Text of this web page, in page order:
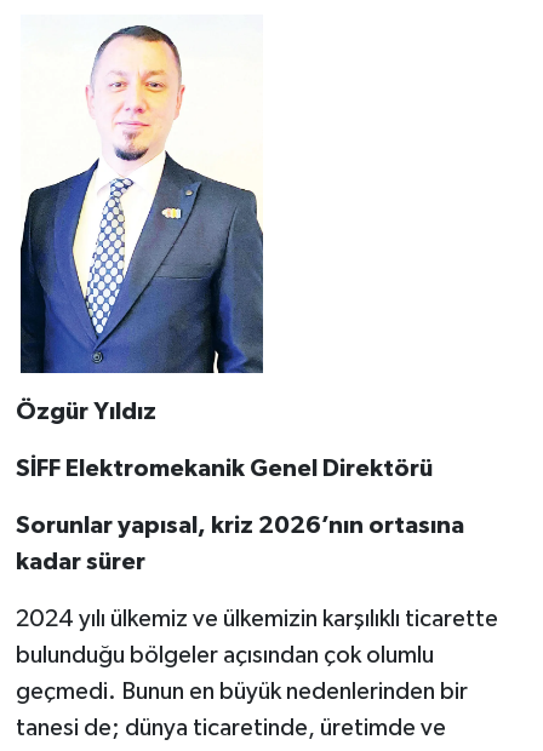
Özgür Yıldız
SİFF Elektromekanik Genel Direktörü
Sorunlar yapısal, kriz 2026’nın ortasına
kadar sürer
2024 yılı ülkemiz ve ülkemizin karşılıklı ticarette
bulunduğu bölgeler açısından çok olumlu
geçmedi. Bunun en büyük nedenlerinden bir
tanesi de; dünya ticaretinde, üretimde ve